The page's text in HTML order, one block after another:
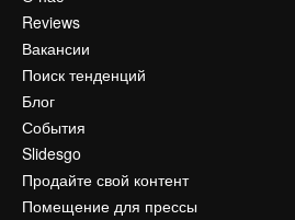
Reviews
Вакансии
Поиск тенденций
Блог
События
Slidesgo
Продайте свой контент
Помещение для прессы